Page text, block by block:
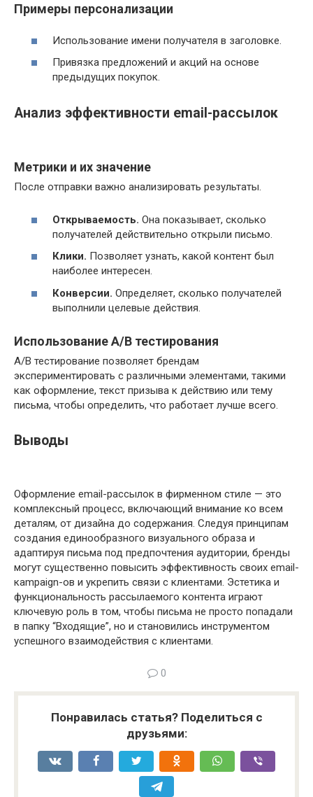
Примеры персонализации
Использование имени получателя в заголовке.
Привязка предложений и акций на основе
предыдущих покупок.
Анализ эффективности email-рассылок
Метрики и их значение
После отправки важно анализировать результаты.
Открываемость. Она показывает, сколько
получателей действительно открыли письмо.
Клики. Позволяет узнать, какой контент был
наиболее интересен.
Конверсии. Определяет, сколько получателей
выполнили целевые действия.
Использование A/B тестирования
A/B тестирование позволяет брендам
экспериментировать с различными элементами, такими
как оформление, текст призыва к действию или тему
письма, чтобы определить, что работает лучше всего.
Выводы
Оформление email-рассылок в фирменном стиле — это
комплексный процесс, включающий внимание ко всем
деталям, от дизайна до содержания. Следуя принципам
создания единообразного визуального образа и
адаптируя письма под предпочтения аудитории, бренды
могут существенно повысить эффективность своих email-
кampaign-ов и укрепить связи с клиентами. Эстетика и
функциональность рассылаемого контента играют
ключевую роль в том, чтобы письма не просто попадали
в папку “Входящие”, но и становились инструментом
успешного взаимодействия с клиентами.
0
Понравилась статья? Поделиться с
друзьями: